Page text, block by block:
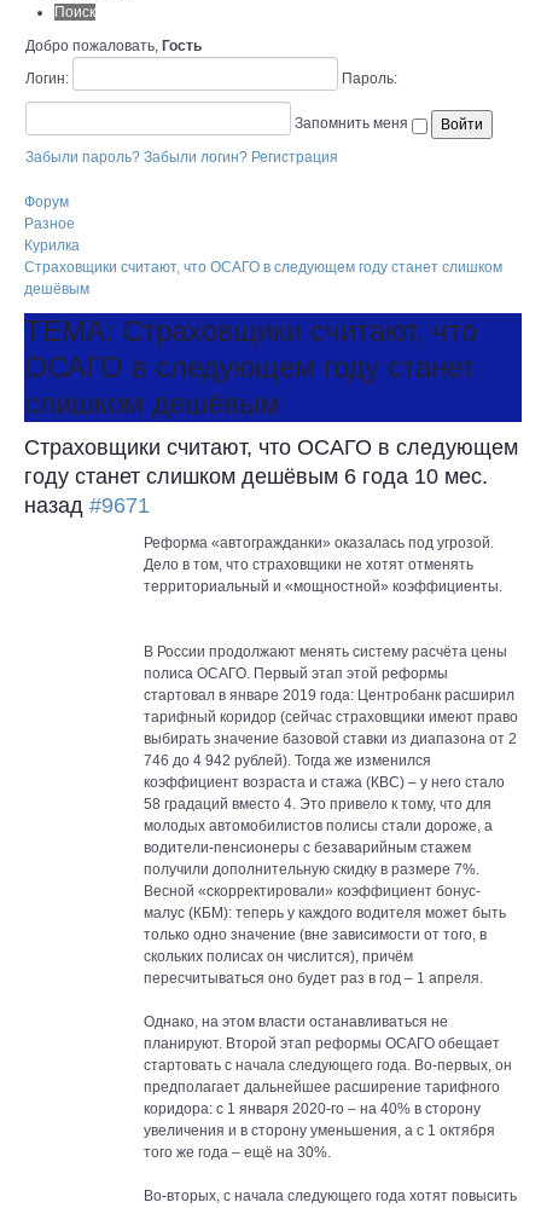
Поиск
Добро пожаловать, Гость
Логин:
Пароль:
Запомнить меня
Забыли пароль? Забыли логин? Регистрация
Форум
Разное
Курилка
Страховщики считают, что ОСАГО в следующем году станет слишком
дешёвым
ТЕМА: Страховщики считают, что
ОСАГО в следующем году станет
слишком дешёвым
Страховщики считают, что ОСАГО в следующем
году станет слишком дешёвым 6 года 10 мес.
назад #9671
Реформа «автогражданки» оказалась под угрозой.
Дело в том, что страховщики не хотят отменять
территориальный и «мощностной» коэффициенты.
В России продолжают менять систему расчёта цены
полиса ОСАГО. Первый этап этой реформы
стартовал в январе 2019 года: Центробанк расширил
тарифный коридор (сейчас страховщики имеют право
выбирать значение базовой ставки из диапазона от 2
746 до 4 942 рублей). Тогда же изменился
коэффициент возраста и стажа (КВС) – у него стало
58 градаций вместо 4. Это привело к тому, что для
молодых автомобилистов полисы стали дороже, а
водители-пенсионеры с безаварийным стажем
получили дополнительную скидку в размере 7%.
Весной «скорректировали» коэффициент бонус-
малус (КБМ): теперь у каждого водителя может быть
только одно значение (вне зависимости от того, в
скольких полисах он числится), причём
пересчитываться оно будет раз в год – 1 апреля.
Однако, на этом власти останавливаться не
планируют. Второй этап реформы ОСАГО обещает
стартовать с начала следующего года. Во-первых, он
предполагает дальнейшее расширение тарифного
коридора: с 1 января 2020-го – на 40% в сторону
увеличения и в сторону уменьшения, а с 1 октября
того же года – ещё на 30%.
Во-вторых, с начала следующего года хотят повысить